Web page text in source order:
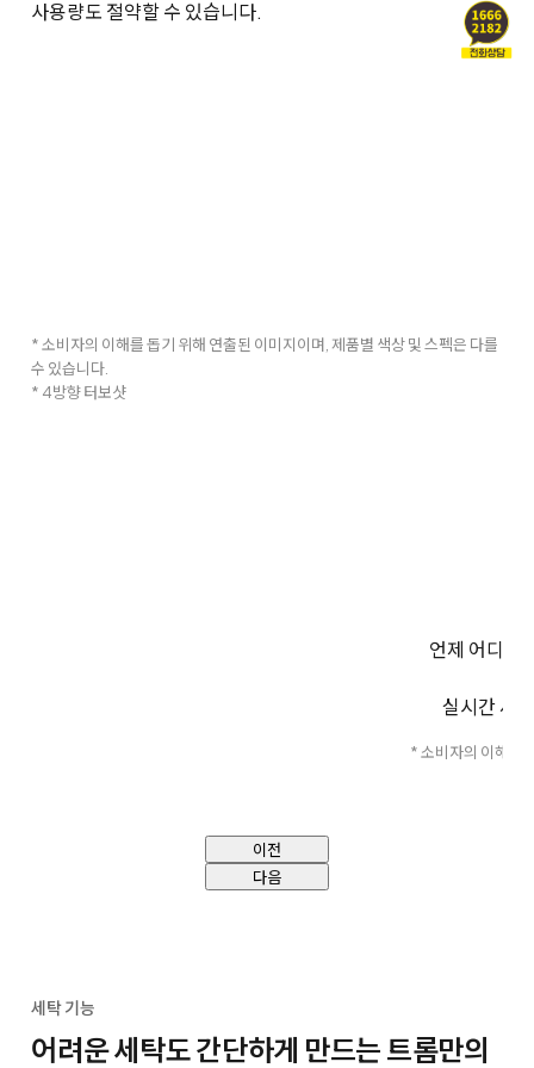
사용량도 절약할 수 있습니다.
* 소비자의 이해를 돕기 위해 연출된 이미지이며, 제품별 색상 및 스펙은 다를
수 있습니다.
* 4방향 터보샷
언제 어디서
실시간 세
* 소비자의 이해를
이전
다음
세탁 기능
어려운 세탁도 간단하게 만드는 트롬만의